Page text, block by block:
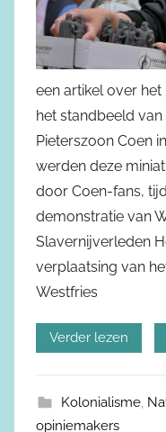
een artikel over het
het standbeeld
Pieterszoon Coen
werden deze
door Coen-fans,
demonstratie van
Slavernijverleden
verplaatsing van
Westfries
Verder lezen
Kolonialisme,
opiniemakers